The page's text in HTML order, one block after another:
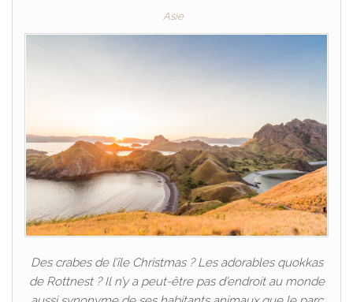
Asie
Des crabes de l’île Christmas ? Les adorables quokkas
de Rottnest ? Il n’y a peut-être pas d’endroit au monde